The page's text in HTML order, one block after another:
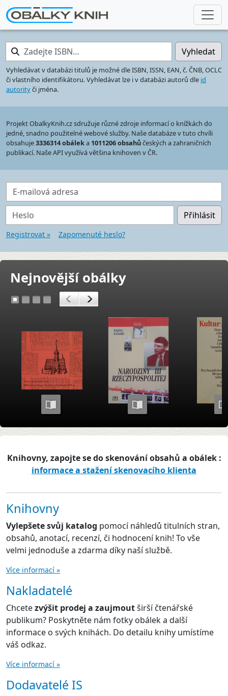
Zadejte ISBN… Vyhledat
Vyhledávat v databázi titulů je možné dle ISBN, ISSN, EAN, č. ČNB, OCLC
či vlastního identifikátoru. Vyhledávat lze i v databázi autorů dle id
autorityči jména.
Projekt ObalkyKnih.cz sdružuje různé zdroje informací o knížkách do
jedné, snadno použitelné webové služby. Naše databáze v tuto chvíli
obsahuje3336314 obáleka 1011206 obsahůčeských a zahraničních
publikací. Naše API využívá většina knihoven v ČR.
E-mailová adresa
Heslo Přihlásit
Registrovat » Zapomenuté heslo?
Nejnovější obálky
1 2 3 4 < >
Knihovny, zapojte se do skenování obsahů a obálek :
informace a stažení skenovacího klienta
Knihovny
Vylepšete svůj katalog pomocí náhledů titulních stran,
obsahů, anotací, recenzí, či hodnocení knih! To vše
velmi jednoduše a zdarma díky naší službě.
Více informací »
Nakladatelé
Chcetezvýšit prodej a zaujmoutširší čtenářské
publikum? Poskytněte nám fotky obálek a další
informace o svých knihách. Do detailu knihy umístíme
váš odkaz.
Více informací »
Dodavatelé IS